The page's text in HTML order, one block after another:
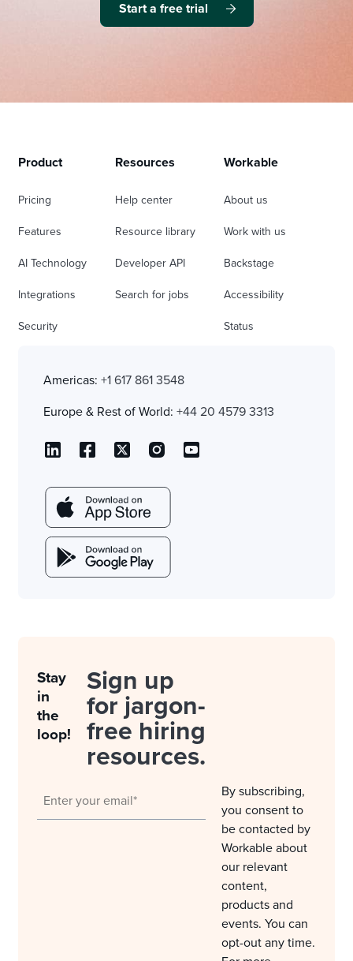
Start a free trial
Product
Pricing
Features
AI Technology
Integrations
Security
Resources
Help center
Resource library
Developer API
Search for jobs
Workable
About us
Work with us
Backstage
Accessibility
Status
Americas: +1 617 861 3548
Europe & Rest of World: +44 20 4579 3313
Stay
in
the
loop!
Sign up
for jargon-
free hiring
resources.
By subscribing,
you consent to
be contacted by
Workable about
our relevant
content,
products and
events. You can
opt-out any time.